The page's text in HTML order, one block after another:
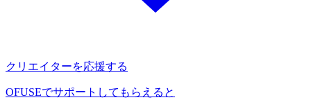
クリエイターを応援する
OFUSEでサポートしてもらえると